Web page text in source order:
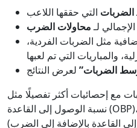
الضربات
لـمحاولات الضرب
مثل الضربات الفردية،
الضربات”
مع إحصائيات أكثر تفصيلًا مثل
نسبة الوصول إلى القاعدة (OBP)، ونسبة الضرب (SLG)، وOPS
(نسبة الوصول إلى القاعدة بالإضافة إلى الضرب). توفر هذه